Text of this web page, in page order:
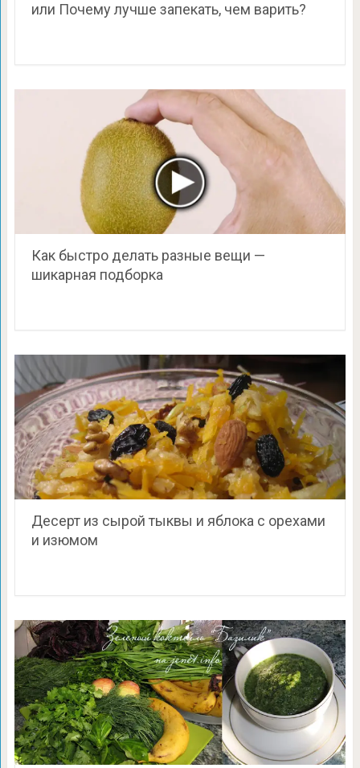
или Почему лучше запекать, чем варить?
Как быстро делать разные вещи —
шикарная подборка
Десерт из сырой тыквы и яблока с орехами
и изюмом